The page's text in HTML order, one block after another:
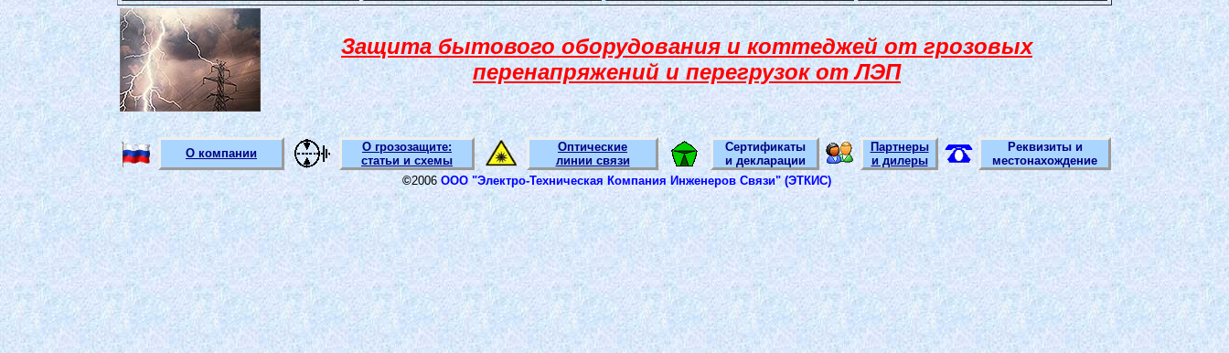
Защита бытового оборудования и коттеджей от грозовых
перенапряжений и перегрузок от ЛЭП
О компании
О грозозащите:
статьи и схемы
Оптические
линии связи
Сертификаты
и декларации
Партнеры
и дилеры
Реквизиты и
местонахождение
©2006 ООО "Электро-Техническая Компания Инженеров Связи" (ЭТКИС)